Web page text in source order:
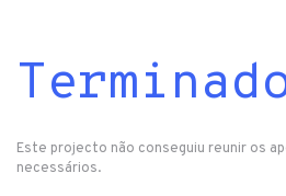
Este projecto não conseguiu reunir os
necessários.